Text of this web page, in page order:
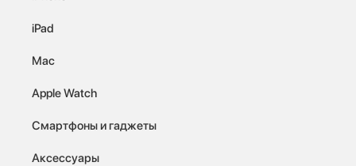
iPad
Mac
Apple Watch
Смартфоны и гаджеты
Аксессуары